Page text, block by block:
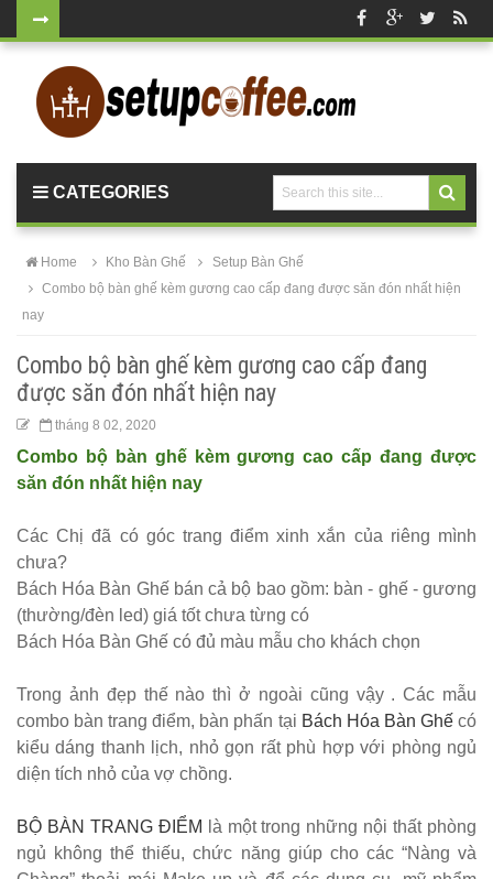
cho quán
cafe, nhà
Hóa Bàn
Ghế
Bộ bàn ghế
nhựa cafe
tiếp khách
màu xanh lá
hiện đại
Kệ decor
trang trí
vách ngăn
căn hộ, văn
phòng,
Bộ bàn ghế
CATEGORIES
Home Kho Bàn Ghế
Setup Bàn Ghế
Combo bộ bàn ghế kèm gương cao cấp đang được săn đón nhất hiện
nay
Combo bộ bàn ghế kèm gương cao cấp đang
được săn đón nhất hiện nay
tháng 8 02, 2020
Combo bộ bàn ghế kèm gương cao cấp đang được
săn đón nhất hiện nay
Các Chị đã có góc trang điểm xinh xắn của riêng mình
chưa?
Bách Hóa Bàn Ghế bán cả bộ bao gồm: bàn - ghế - gương
(thường/đèn led) giá tốt chưa từng có
Bách Hóa Bàn Ghế có đủ màu mẫu cho khách chọn
Trong ảnh đẹp thế nào thì ở ngoài cũng vậy . Các mẫu
combo bàn trang điểm, bàn phấn tại Bách Hóa Bàn Ghếcó
kiểu dáng thanh lịch, nhỏ gọn rất phù hợp với phòng ngủ
diện tích nhỏ của vợ chồng.
BỘ BÀN TRANG ĐIỂM
là một trong những nội thất phòng
ngủ không thể thiếu, chức năng giúp cho các “Nàng và